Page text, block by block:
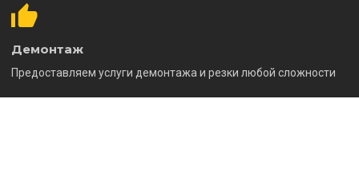
Демонтаж
Предоставляем услуги демонтажа и резки любой сложности